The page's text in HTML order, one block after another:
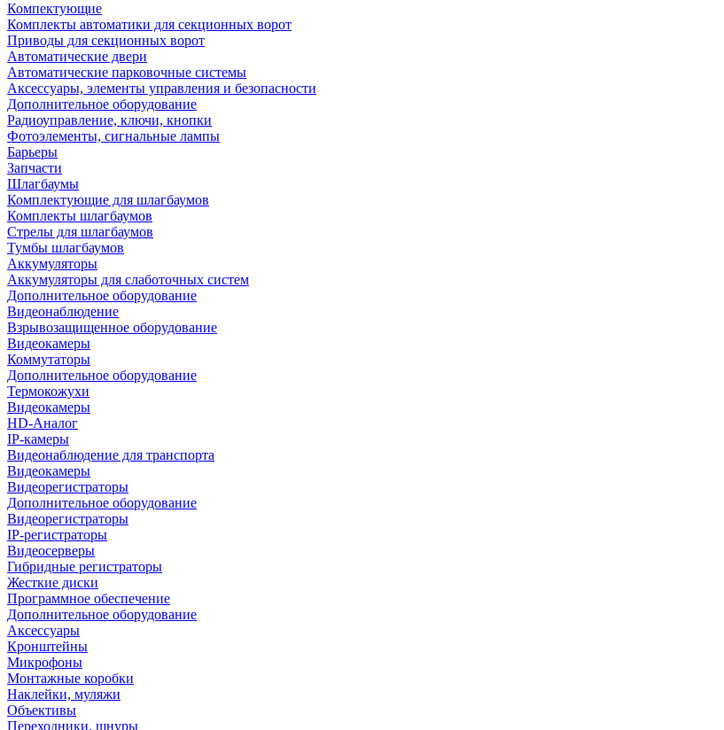
Компектующие
Комплекты автоматики для секционных ворот
Приводы для секционных ворот
Автоматические двери
Автоматические парковочные системы
Аксессуары, элементы управления и безопасности
Дополнительное оборудование
Радиоуправление, ключи, кнопки
Фотоэлементы, сигнальные лампы
Барьеры
Запчасти
Шлагбаумы
Комплектующие для шлагбаумов
Комплекты шлагбаумов
Стрелы для шлагбаумов
Тумбы шлагбаумов
Аккумуляторы
Аккумуляторы для слаботочных систем
Дополнительное оборудование
Видеонаблюдение
Взрывозащищенное оборудование
Видеокамеры
Коммутаторы
Дополнительное оборудование
Термокожухи
Видеокамеры
HD-Аналог
IP-камеры
Видеонаблюдение для транспорта
Видеокамеры
Видеорегистраторы
Дополнительное оборудование
Видеорегистраторы
IP-регистраторы
Видеосерверы
Гибридные регистраторы
Жесткие диски
Программное обеспечение
Дополнительное оборудование
Аксессуары
Кронштейны
Микрофоны
Монтажные коробки
Наклейки, муляжи
Объективы
Переходники, шнуры